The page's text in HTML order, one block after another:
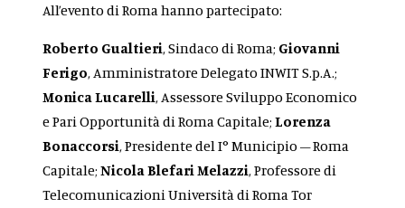
All’evento di Roma hanno partecipato:
Roberto Gualtieri, Sindaco di Roma; Giovanni
Ferigo, Amministratore Delegato INWIT S.p.A.;
Monica Lucarelli, Assessore Sviluppo Economico
e Pari Opportunità di Roma Capitale;Lorenza
Bonaccorsi, Presidente del I° Municipio – Roma
Capitale;Nicola Blefari Melazzi, Professore di
Telecomunicazioni Università di Roma Tor